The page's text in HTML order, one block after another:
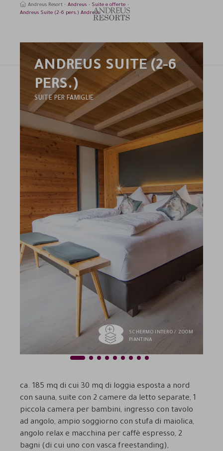
Andreus Resort Andreus
Suite e offerte
Andreus Suite (2-6 pers.) Andreus
ANDREUS SUITE (2-6
PERS.)
SUITE PER FAMIGLIE
SCHERMO INTERO / ZOOM
PIANTINA
ca. 185 mq di cui 30 mq di loggia esposta a nord
con sauna, suite con 2 camere da letto separate, 1
piccola camera per bambini, ingresso con tavolo
ad angolo, ampio soggiorno con stufa di maiolica,
angolo relax e macchina per caffè espresso, 2
bagni (di cui uno con vasca freestanding),